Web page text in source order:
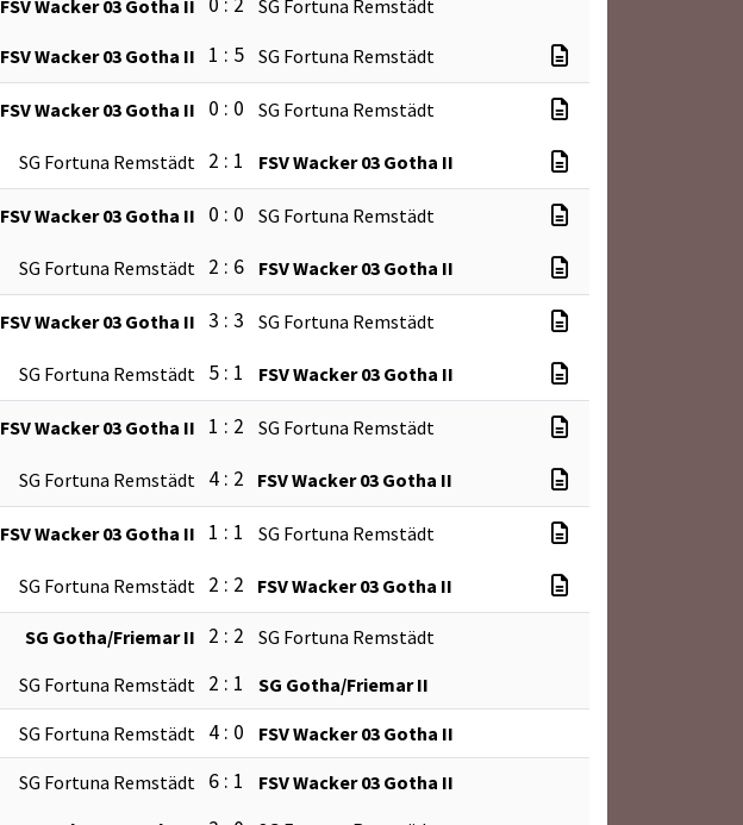
FSV Wacker 03 Gotha II SG Fortuna Remstädt
FSV Wacker 03 Gotha II 1 : 5 SG Fortuna Remstädt
FSV Wacker 03 Gotha II 0 : 0 SG Fortuna Remstädt
SG Fortuna Remstädt 2 : 1 FSV Wacker 03 Gotha II
FSV Wacker 03 Gotha II 0 : 0 SG Fortuna Remstädt
SG Fortuna Remstädt 2 : 6 FSV Wacker 03 Gotha II
FSV Wacker 03 Gotha II 3 : 3 SG Fortuna Remstädt
SG Fortuna Remstädt 5 : 1 FSV Wacker 03 Gotha II
FSV Wacker 03 Gotha II 1 : 2 SG Fortuna Remstädt
SG Fortuna Remstädt 4 : 2 FSV Wacker 03 Gotha II
FSV Wacker 03 Gotha II 1 : 1 SG Fortuna Remstädt
SG Fortuna Remstädt 2 : 2 FSV Wacker 03 Gotha II
SG Gotha/Friemar II 2 : 2
SG Fortuna Remstädt
SG Fortuna Remstädt 2 : 1 SG Gotha/Friemar II
SG Fortuna Remstädt 4 : 0 FSV Wacker 03 Gotha II
SG Fortuna Remstädt 6 : 1
FSV Wacker 03 Gotha II